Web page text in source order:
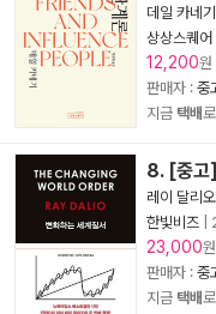
데일 카네기
상상스퀘어
12,200
판매자 : 중
지금 택배
8. [중고]
레이 달리오
한빛비즈
23,000
판매자 : 중
지금 택배